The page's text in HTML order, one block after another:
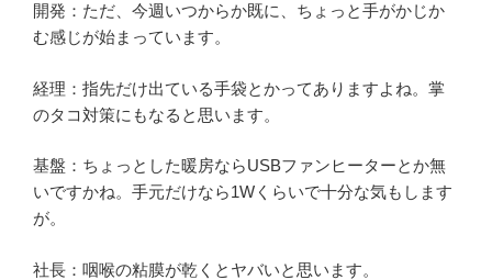
開発：ただ、今週いつからか既に、ちょっと手がかじか
む感じが始まっています。
経理：指先だけ出ている手袋とかってありますよね。掌
のタコ対策にもなると思います。
基盤：ちょっとした暖房ならUSBファンヒーターとか無
いですかね。手元だけなら1Wくらいで十分な気もします
が。
社長：咽喉の粘膜が乾くとヤバいと思います。